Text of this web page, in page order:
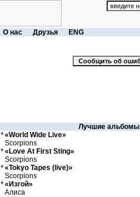
О нас Друзья ENG
Лучшие альбомы
*«World Wide Live»
Scorpions
*«Love At First Sting»
Scorpions
*«Tokyo Tapes (live)»
Scorpions
*«Изгой»
Алиса